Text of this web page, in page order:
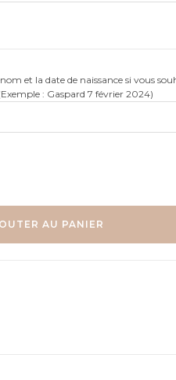
et la date de naissance si vous
: Gaspard 7 février 2024)
AU PANIER